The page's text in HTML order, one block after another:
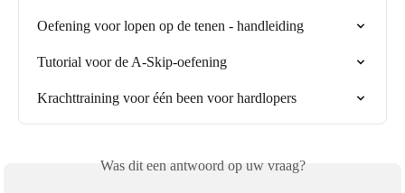
Oefening voor lopen op de tenen - handleiding
Tutorial voor de A-Skip-oefening
Krachttraining voor één been voor hardlopers
Was dit een antwoord op uw vraag?